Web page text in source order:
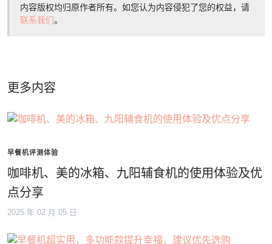
内容版权均归原作者所有。如您认为内容侵犯了您的权益，请
联系我们。
更多内容
早餐机评测体验
咖啡机、美的冰箱、九阳辅食机的使用体验及优
点分享
2025 年 02 月 05 日